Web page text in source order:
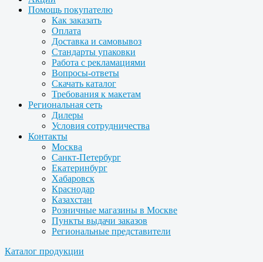
Помощь покупателю
Как заказать
Оплата
Доставка и самовывоз
Стандарты упаковки
Работа с рекламациями
Вопросы-ответы
Скачать каталог
Требования к макетам
Региональная сеть
Дилеры
Условия сотрудничества
Контакты
Москва
Санкт-Петербург
Екатеринбург
Хабаровск
Краснодар
Казахстан
Розничные магазины в Москве
Пункты выдачи заказов
Региональные представители
Каталог продукции